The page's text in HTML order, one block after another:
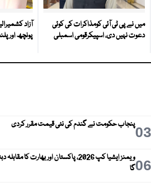
میں نے پی ٹی آئی کومذاکرات کی کوئی
دعوت نہیں دی، اسپیکرقومی اسمبلی
آزاد
پونچھ اور
03پنجاب حکومت نے گندم کی نئی قیمت مقرر کردی
06
ویمنز ایشیا کپ 2026، پاکستان اور بھارت کا
گا